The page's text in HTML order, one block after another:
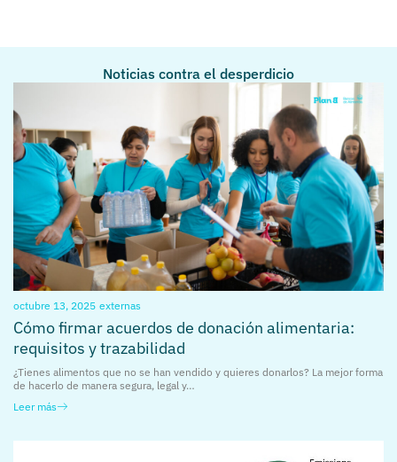
Noticias contra el desperdicio
octubre 13, 2025 externas
Cómo firmar acuerdos de donación alimentaria:
requisitos y trazabilidad
¿Tienes alimentos que no se han vendido y quieres donarlos? La mejor forma
de hacerlo de manera segura, legal y…
Leer más